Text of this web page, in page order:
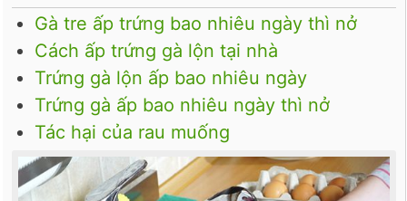
Gà tre ấp trứng bao nhiêu ngày thì nở
Cách ấp trứng gà lộn tại nhà
Trứng gà lộn ấp bao nhiêu ngày
Trứng gà ấp bao nhiêu ngày thì nở
Tác hại của rau muống